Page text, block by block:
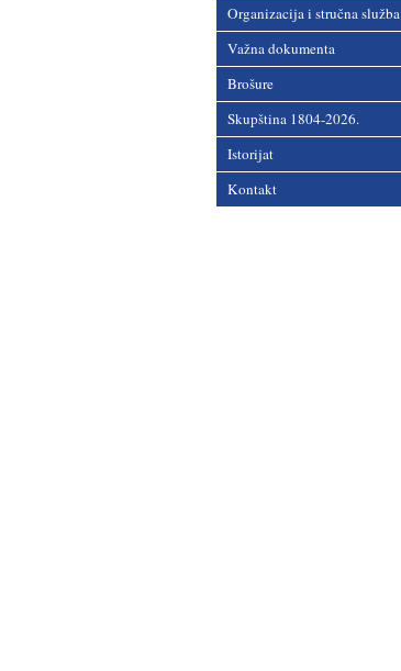
Organizacija i stručna služba
Važna dokumenta
Brošure
Skupština 1804-2026.
Istorijat
Kontakt